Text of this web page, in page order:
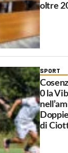
oltre
SPORT
0 la
di